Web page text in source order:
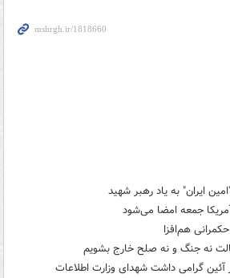
ایران" به یاد رهبر شهید
جمعه امضا می‌شود
هم‌افزا
نه جنگ و نه صلح خارج بشویم
گرامی داشت شهدای وزارت اطلاعات